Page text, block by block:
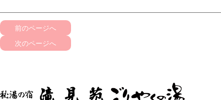
前のページへ
次のページへ